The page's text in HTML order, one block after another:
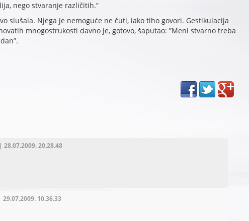
nego stvaranje različitih.”
slušala. Njega je nemoguće ne čuti, iako tiho govori. Gestikulacija
mnogostrukosti davno je, gotovo, šaputao: ”Meni stvarno treba
| 28.07.2009. 20.28.48
29.07.2009. 10.36.33